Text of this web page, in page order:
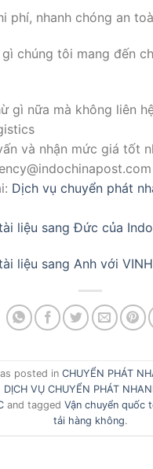
phí, nhanh chóng an
chúng tôi mang đến
gì nữa mà không liên
và nhận mức giá tốt
Dịch vụ chuyển phát
liệu sang Đức của
liệu sang Anh với
posted in CHUYỂN PHÁT
DỊCH VỤ CHUYỂN PHÁT
and tagged Vận chuyển quốc
tải hàng không.